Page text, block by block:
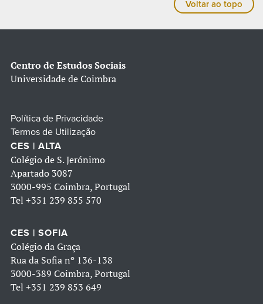
Voltar ao topo
Centro de Estudos Sociais
Universidade de Coimbra
Política de Privacidade
Termos de Utilização
CES | ALTA
Colégio de S. Jerónimo
Apartado 3087
3000-995 Coimbra, Portugal
Tel +351 239 855 570
CES | SOFIA
Colégio da Graça
Rua da Sofia nº 136-138
3000-389 Coimbra, Portugal
Tel +351 239 853 649